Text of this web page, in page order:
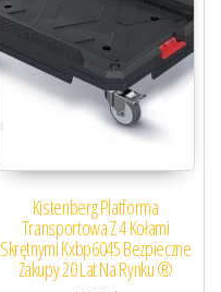
Kistenberg Platforma
Transportowa Z 4 Kołami
Skrętnymi Kxbp6045 Bezpieczne
Zakupy 20 Lat Na Rynku ®